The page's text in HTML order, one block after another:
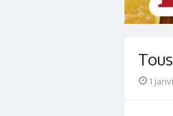
Posted
1